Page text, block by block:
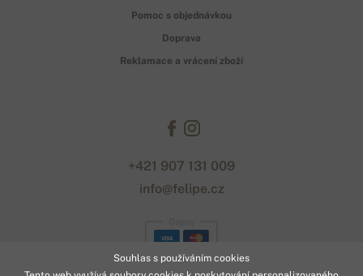
Pomoc s objednávkou
Doprava
Reklamace a vrácení zboží
+421 907 131 009
info@felipe.cz
Souhlas s používáním cookies